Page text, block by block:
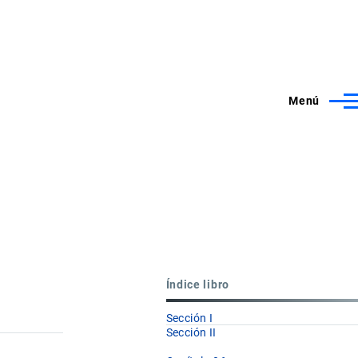
Menú
Índice libro
Sección I
Sección II